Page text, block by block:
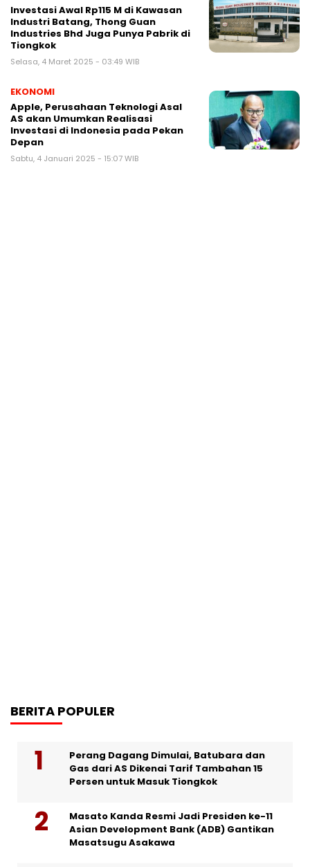
Investasi Awal Rp115 M di Kawasan
Industri Batang, Thong Guan
Industries Bhd Juga Punya Pabrik di
Tiongkok
Selasa, 4 Maret 2025 - 03:49 WIB
EKONOMI
Apple, Perusahaan Teknologi Asal
AS akan Umumkan Realisasi
Investasi di Indonesia pada Pekan
Depan
Sabtu, 4 Januari 2025 - 15:07 WIB
BERITA POPULER
Perang Dagang Dimulai, Batubara dan
Gas dari AS Dikenai Tarif Tambahan 15
Persen untuk Masuk Tiongkok
Masato Kanda Resmi Jadi Presiden ke-11
Asian Development Bank (ADB) Gantikan
Masatsugu Asakawa